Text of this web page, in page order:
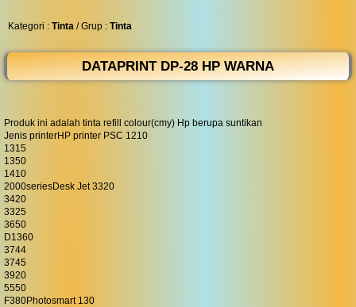
Kategori : Tinta / Grup : Tinta
DATAPRINT DP-28 HP WARNA
Produk ini adalah tinta refill colour(cmy) Hp berupa suntikan
Jenis printerHP printer PSC 1210
1315
1350
1410
2000seriesDesk Jet 3320
3420
3325
3650
D1360
3744
3745
3920
5550
F380Photosmart 130